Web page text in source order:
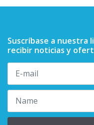
Suscríbase a nuestra
recibir noticias y